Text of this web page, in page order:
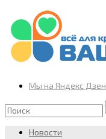
Мы на Яндекс Дзен
Новости